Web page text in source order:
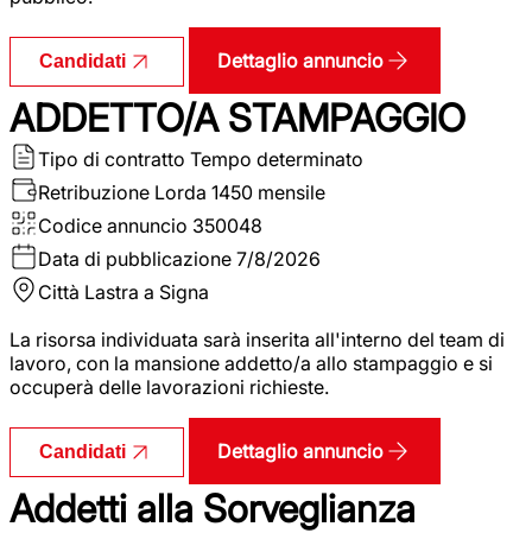
Candidati Dettaglio annuncio
ADDETTO/A STAMPAGGIO
Tipo di contratto Tempo determinato
Retribuzione Lorda 1450 mensile
Codice annuncio 350048
Data di pubblicazione 7/8/2026
Città Lastra a Signa
La risorsa individuata sarà inserita all'interno del team di
lavoro, con la mansione addetto/a allo stampaggio e si
occuperà delle lavorazioni richieste.
Candidati Dettaglio annuncio
Addetti alla Sorveglianza